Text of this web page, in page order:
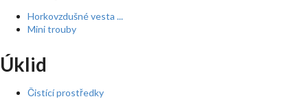
Horkovzdušné vesta ...
Mini trouby
Úklid
Čistící prostředky